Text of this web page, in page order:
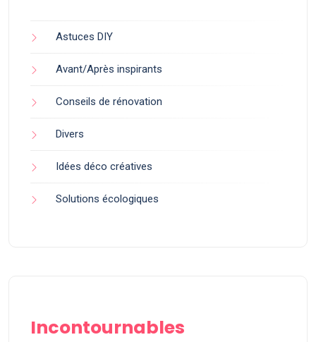
Astuces DIY
Avant/Après inspirants
Conseils de rénovation
Divers
Idées déco créatives
Solutions écologiques
Incontournables